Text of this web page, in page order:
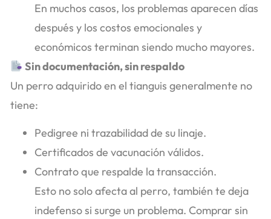
En muchos casos, los problemas aparecen días
después y los costos emocionales y
económicos terminan siendo mucho mayores.
Sin documentación, sin respaldo
Un perro adquirido en el tianguis generalmente no
tiene:
Pedigree ni trazabilidad de su linaje.
Certificados de vacunación válidos.
Contrato que respalde la transacción.
Esto no solo afecta al perro, también te deja
indefenso si surge un problema. Comprar sin